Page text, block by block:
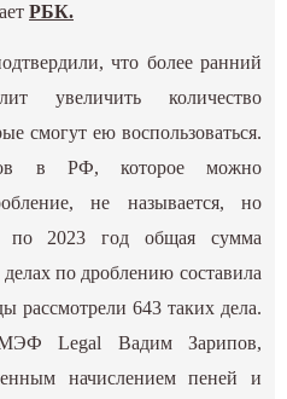
РБК.
что более ранний
увеличить количество
смогут ею воспользоваться.
в РФ, которое можно
не называется, но
по 2023 год общая сумма
по дроблению составила
рассмотрели 643 таких дела.
МЭФ Legal Вадим Зарипов,
начислением пеней и